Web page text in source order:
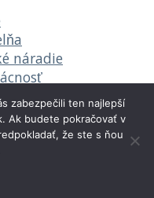
náradie
potreby
hračky
hračky
zabezpečili ten najlepší
Ak budete pokračovať v
že ste s ňou